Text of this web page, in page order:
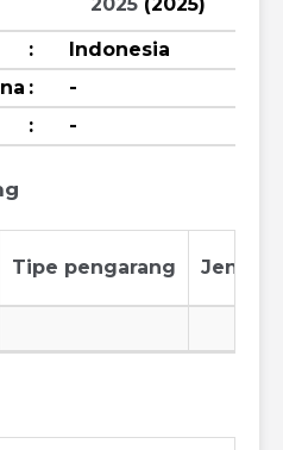
:
Indonesia
:
-
: -
Tipe pengarang Jenis